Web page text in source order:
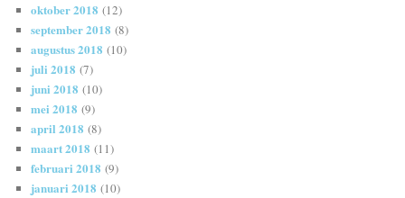
oktober 2018 (12)
september 2018 (8)
augustus 2018 (10)
juli 2018 (7)
juni 2018 (10)
mei 2018 (9)
april 2018 (8)
maart 2018 (11)
februari 2018 (9)
januari 2018 (10)